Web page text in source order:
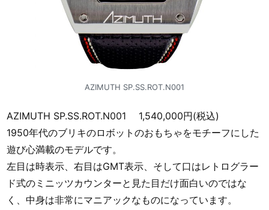
AZIMUTH SP.SS.ROT.N001
AZIMUTH SP.SS.ROT.N001 1,540,000円(税込)
1950年代のブリキのロボットのおもちゃをモチーフにした
遊び心満載のモデルです。
左目は時表示、右目はGMT表示、そして口はレトログラー
ド式のミニッツカウンターと見た目だけ面白いのではな
く、中身は非常にマニアックなものになっています。